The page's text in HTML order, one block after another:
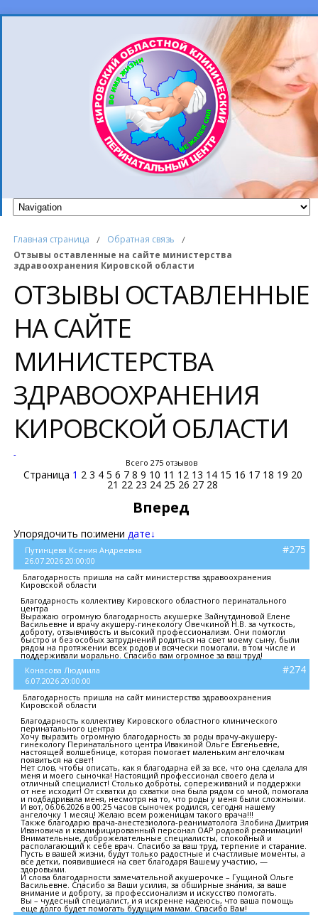
Главная страница / Обратная связь /
Отзывы оставленные на сайте министерства
здравоохранения Кировской области
ОТЗЫВЫ ОСТАВЛЕННЫЕ
НА САЙТЕ
МИНИСТЕРСТВА
ЗДРАВООХРАНЕНИЯ
КИРОВСКОЙ ОБЛАСТИ
-
Всего 275 отзывов
Страница 1 2 3 4 5 6 7 8 9 10 11 12 13 14 15 16 17 18 19 20
21 22 23 24 25 26 27 28
Вперед
Упорядочить по:имени дате↓
Путинцева Ксения Андреевна
26.07.2026 20:00:00
#275
Благодарность пришла на сайт министерства здравоохранения
Кировской области
Благодарность коллективу Кировского областного перинатального
центра
Выражаю огромную благодарность акушерке Зайнутдиновой Елене
Васильевне и врачу акушеру-гинекологу Овечкиной Н.В. за чуткость,
доброту, отзывчивость и высокий профессионализм. Они помогли
быстро и без особых затруднений родиться на свет моему сыну, были
рядом на протяжении всех родов и всячески помогали, в том числе и
поддерживали морально. Спасибо вам огромное за ваш труд!
Конасова Людмила
6.07.2026 20:00:00
#274
Благодарность пришла на сайт министерства здравоохранения
Кировской области
Благодарность коллективу Кировского областного клинического
перинатального центра
Хочу выразить огромную благодарность за роды врачу-акушеру-
гинекологу Перинатального центра Ивакиной Ольге Евгеньевне,
настоящей волшебнице, которая помогает маленьким ангелочкам
появиться на свет!
Нет слов, чтобы описать, как я благодарна ей за все, что она сделала для
меня и моего сыночка! Настоящий профессионал своего дела и
отличный специалист! Столько доброты, сопереживаний и поддержки
от нее исходит! От схватки до схватки она была рядом со мной, помогала
и подбадривала меня, несмотря на то, что роды у меня были сложными.
И вот, 06.06.2026 в 00:25 часов сыночек родился, сегодня нашему
ангелочку 1 месяц! Желаю всем роженицам такого врача!!!
Также благодарю врача-анестезиолога-реаниматолога Злобина Дмитрия
Ивановича и квалифицированный персонал ОАР родовой реанимации!
Внимательные, доброжелательные специалисты, спокойный и
располагающий к себе врач. Спасибо за ваш труд, терпение и старание.
Пусть в вашей жизни, будут только радостные и счастливые моменты, а
все детки, появившиеся на свет благодаря Вашему участию, —
здоровыми.
И слова благодарности замечательной акушерочке – Гущиной Ольге
Васильевне. Спасибо за Ваши усилия, за обширные знания, за ваше
внимание и доброту, за профессионализм и искусство помогать.
Вы – чудесный специалист, и я искренне надеюсь, что ваша помощь
еще долго будет помогать будущим мамам. Спасибо Вам!